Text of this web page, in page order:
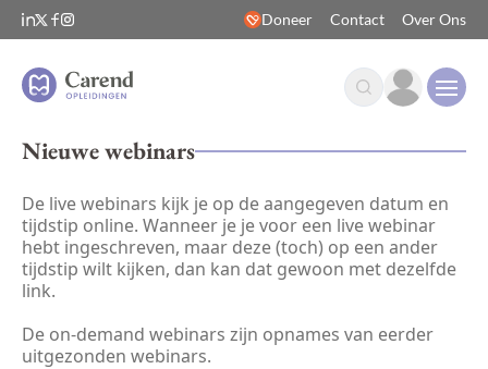
Doneer Contact Over Ons
Nieuwe webinars
De live webinars kijk je op de aangegeven datum en
tijdstip online. Wanneer je je voor een live webinar
hebt ingeschreven, maar deze (toch) op een ander
tijdstip wilt kijken, dan kan dat gewoon met dezelfde
link.
De on-demand webinars zijn opnames van eerder
uitgezonden webinars.